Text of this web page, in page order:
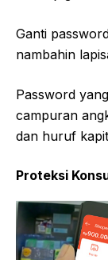
Ganti
nambahin
Password
campuran
dan huruf
Proteksi